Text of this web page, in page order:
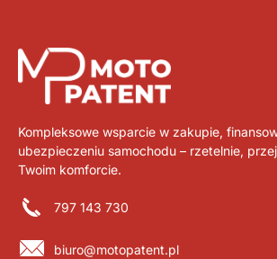
Kompleksowe wsparcie w zakupie,
ubezpieczeniu samochodu – rzetelnie,
Twoim komforcie.
797 143 730
biuro@motopatent.pl